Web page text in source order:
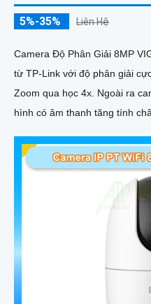
5%-35% Liên Hệ
Camera Độ Phân Giải 8MP
từ TP-Link với độ phân giải
Zoom qua học 4x. Ngoài ra camera còn tích hợp micro giúp gi
hình có âm thanh tăng tính